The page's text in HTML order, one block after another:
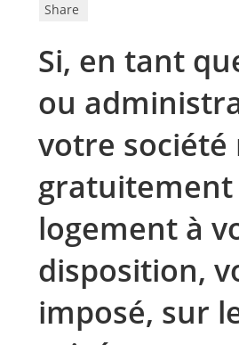
Share
Si, en tant
ou
votre société
gratuitement
logement à
disposition,
imposé, sur